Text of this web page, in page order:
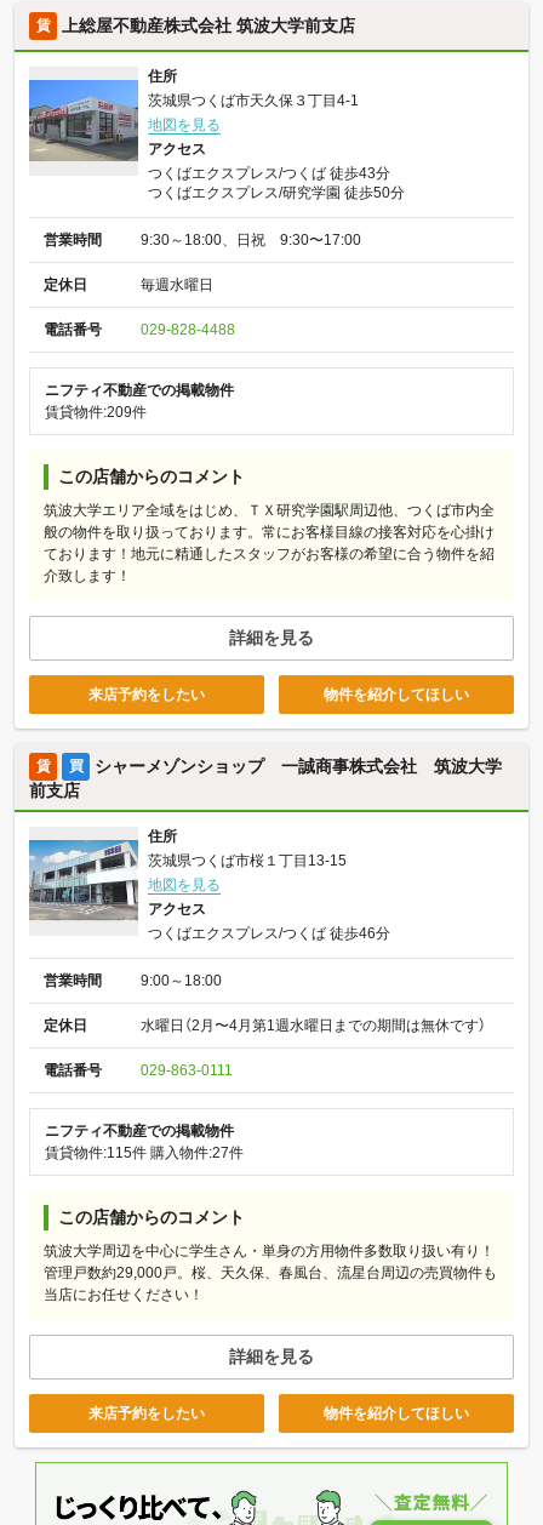
賃 上総屋不動産株式会社 筑波大学前支店
住所
茨城県つくば市天久保３丁目4-1
地図を見る
アクセス
つくばエクスプレス/つくば 徒歩43分
つくばエクスプレス/研究学園 徒歩50分
営業時間 9:30～18:00、日祝 9:30〜17:00
定休日 毎週水曜日
電話番号 029-828-4488
ニフティ不動産での掲載物件
賃貸物件:209件
この店舗からのコメント
筑波大学エリア全域をはじめ、ＴＸ研究学園駅周辺他、つくば市内全
般の物件を取り扱っております。常にお客様目線の接客対応を心掛け
ております！地元に精通したスタッフがお客様の希望に合う物件を紹
介致します！
詳細を見る
来店予約をしたい 物件を紹介してほしい
賃 買
シャーメゾンショップ 一誠商事株式会社 筑波大学
前支店
住所
茨城県つくば市桜１丁目13-15
地図を見る
アクセス
つくばエクスプレス/つくば 徒歩46分
営業時間 9:00～18:00
定休日 水曜日（2月〜4月第1週水曜日までの期間は無休です）
電話番号 029-863-0111
ニフティ不動産での掲載物件
賃貸物件:115件 購入物件:27件
この店舗からのコメント
筑波大学周辺を中心に学生さん・単身の方用物件多数取り扱い有り！
管理戸数約29,000戸。桜、天久保、春風台、流星台周辺の売買物件も
当店にお任せください！
詳細を見る
来店予約をしたい 物件を紹介してほしい